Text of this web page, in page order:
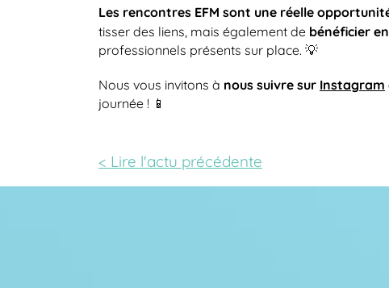
Les rencontres EFM sont une réelle
tisser des liens, mais également de bénéficier
professionnels présents sur place. 💡
Nous vous invitons à nous suivre sur Instagram
journée ! 📱
< Lire l'actu précédente